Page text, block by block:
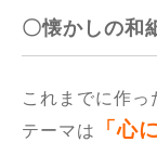
〇懐かしの
これまでに作っ
テーマは
「心